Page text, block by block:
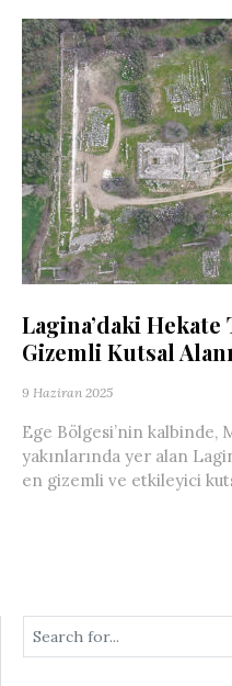
Lagina’daki Hekate
Gizemli Kutsal Alanı
9 Haziran 2025
Ege Bölgesi’nin kalbinde,
yakınlarında yer alan
en gizemli ve etkileyici